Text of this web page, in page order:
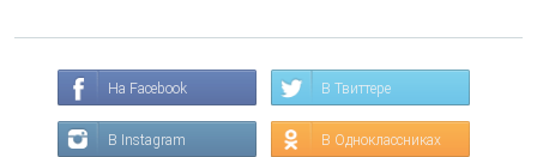
На Facebook В Твиттере
В Instagram В Одноклассниках